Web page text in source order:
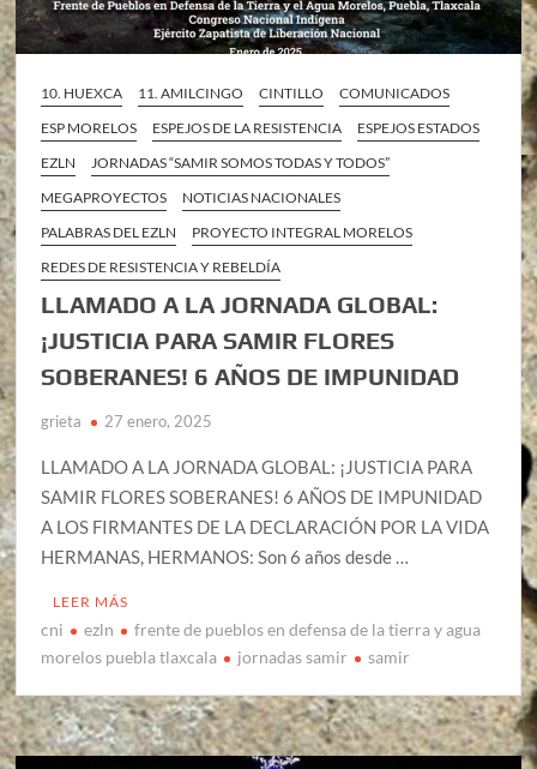
10. HUEXCA 11. AMILCINGO CINTILLO
COMUNICADOS
ESP MORELOS
ESPEJOS DE LA RESISTENCIA
ESPEJOS ESTADOS
EZLN
JORNADAS “SAMIR SOMOS TODAS Y TODOS”
MEGAPROYECTOS
NOTICIAS NACIONALES
PALABRAS DEL EZLN
PROYECTO INTEGRAL MORELOS
REDES DE RESISTENCIA Y REBELDÍA
LLAMADO A LA JORNADA GLOBAL:
¡JUSTICIA PARA SAMIR FLORES
SOBERANES! 6 AÑOS DE IMPUNIDAD
grieta 27 enero, 2025
LLAMADO A LA JORNADA GLOBAL: ¡JUSTICIA PARA
SAMIR FLORES SOBERANES! 6 AÑOS DE IMPUNIDAD
A LOS FIRMANTES DE LA DECLARACIÓN POR LA VIDA
HERMANAS, HERMANOS: Son 6 años desde …
LEER MÁS
cni ezln
frente de pueblos en defensa de la tierra y agua
morelos puebla tlaxcala
jornadas samir samir